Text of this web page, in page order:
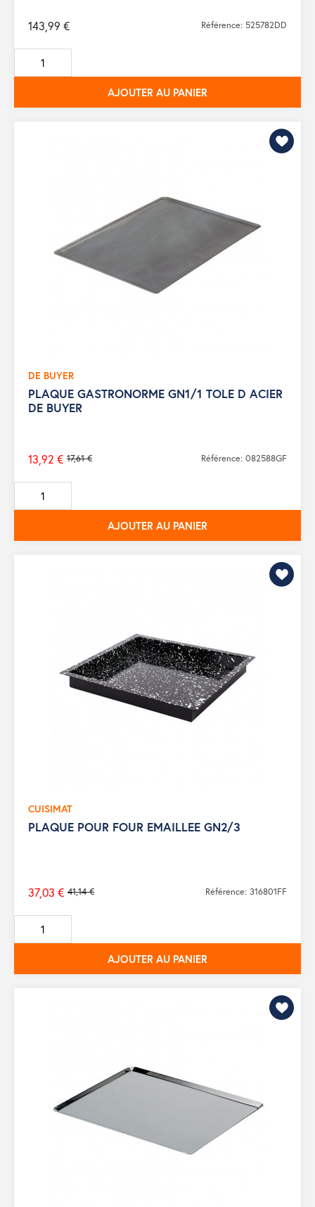
143,99 € Référence: 525782DD
AJOUTER AU PANIER
DE BUYER
PLAQUE GASTRONORME GN1/1 TOLE D ACIER
DE BUYER
Prix
de
base
17,61 €
13,92 € Référence: 082588GF
AJOUTER AU PANIER
CUISIMAT
PLAQUE POUR FOUR EMAILLEE GN2/3
Prix
de
base
41,14 €
37,03 € Référence: 316801FF
AJOUTER AU PANIER